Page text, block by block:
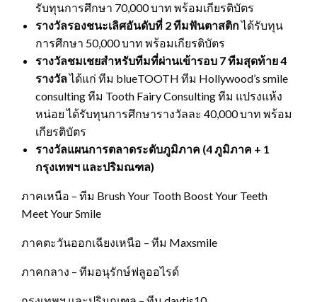
รับทุนการศึกษา 70,000 บาท พร้อมเกียรติบัตร
รางวัลรองชนะเลิศอันดับที่ 2ทีมฟันตาสติกได้รับทุน
การศึกษา 50,000 บาท พร้อมเกียรติบัตร
รางวัลชมเชยสำหรับทีมที่ผ่านเข้ารอบ 7ทีมสุดท้าย4
รางวัลได้แก่ ทีม blueTOOTH ทีม Hollywood’s smile
consulting ทีม Tooth Fairy Consulting ทีม แปรงแห้ง
หน่อย ได้รับทุนการศึกษารางวัลละ 40,000 บาท พร้อม
เกียรติบัตร
รางวัลแผนการตลาดระดับภูมิภาค (4ภูมิภาค + 1
กรุงเทพฯ และปริมณฑล)
ภาคเหนือ – ทีม Brush Your Tooth Boost Your Teeth
Meet Your Smile
ภาคตะวันออกเฉียงเหนือ – ทีม Maxsmile
ภาคกลาง – ทีมอนุรักษ์ฟลูออไรด์